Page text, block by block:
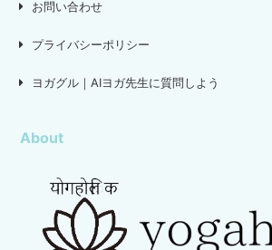
お問い合わせ
プライバシーポリシー
ヨガグル｜AIヨガ先生に質問しよう
About